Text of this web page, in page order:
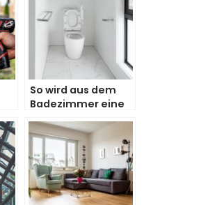
So wird aus dem
Badezimmer eine
Wohlfühl-Oase